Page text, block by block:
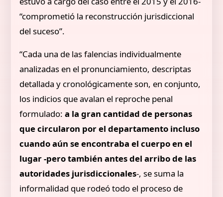
“comprometió la reconstrucción jurisdiccional
del suceso”.
“Cada una de las falencias individualmente
analizadas en el pronunciamiento, descriptas
detallada y cronológicamente son, en conjunto,
los indicios que avalan el reproche penal
formulado: a la gran cantidad de personas
que circularon por el departamento incluso
cuando aún se encontraba el cuerpo en el
lugar -pero también antes del arribo de las
autoridades jurisdiccionales-, se suma la
informalidad que rodeó todo el proceso de